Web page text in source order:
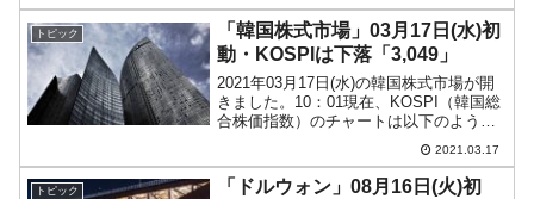
用：以下同）。初動段階で長い陰線にな
って...
トピック
「韓国株式市場」03月17日(水)初
動・KOSPIは下落「3,049」
2021年03月17日(水)の韓国株式市場が開
きました。10：01現在、KOSPI（韓国総
合株価指数）のチャートは以下のように
『Investing.com』より引用）。陰線で
KOSPIは下落です。「3,049」までき...
2021.03.17
トピック
「ドルウォン」08月16日(火)初